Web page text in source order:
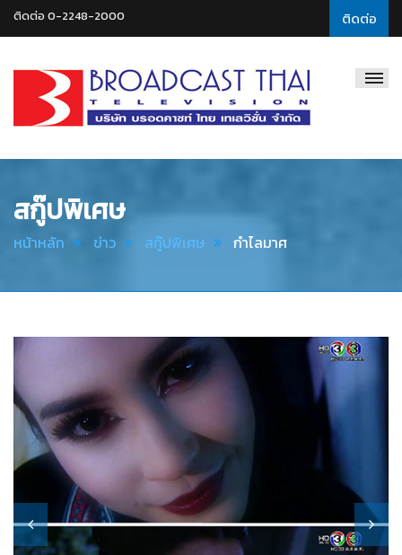
ติดต่อ
ติดต่อ 0-2248-2000
Thai
สกู๊ปพิเศษ
หน้าหลัก ข่าว สกู๊ปพิเศษ กำไลมาศ